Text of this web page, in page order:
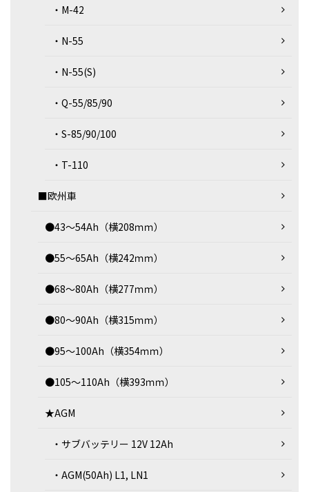
・M-42
・N-55
・N-55(S)
・Q-55/85/90
・S-85/90/100
・T-110
■欧州車
●43～54Ah（横208ｍｍ）
●55～65Ah（横242ｍｍ）
●68～80Ah（横277ｍｍ）
●80～90Ah（横315ｍｍ）
●95～100Ah（横354ｍｍ）
●105～110Ah（横393ｍｍ）
★AGM
・サブバッテリー 12V 12Ah
・AGM(50Ah) L1, LN1